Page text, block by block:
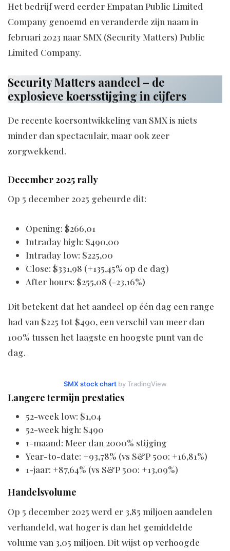
Het bedrijf werd eerder Empatan Public Limited
Company genoemd en veranderde zijn naam in
februari 2023 naar SMX (Security Matters) Public
Limited Company.
Security Matters aandeel – de
explosieve koersstijging in cijfers
De recente koersontwikkeling van SMX is niets
minder dan spectaculair, maar ook zeer
zorgwekkend.
December 2025 rally
Op 5 december 2025 gebeurde dit:
Opening: $266,01
Intraday high: $490,00
Intraday low: $225,00
Close: $331,98 (+135,45% op de dag)
After hours: $255,08 (-23,16%)
Dit betekent dat het aandeel op één dag een range
had van $225 tot $490, een verschil van meer dan
100% tussen het laagste en hoogste punt van de
dag.
SMX stock chartby TradingView
Langere termijn prestaties
52-week low: $1,04
52-week high: $490
1-maand: Meer dan 2000% stijging
Year-to-date: +93,78% (vs S&P 500: +16,81%)
1-jaar: +87,64% (vs S&P 500: +13,09%)
Handelsvolume
Op 5 december 2025 werd er 3,85 miljoen aandelen
verhandeld, wat hoger is dan het gemiddelde
volume van 3,05 miljoen. Dit wijst op verhoogde